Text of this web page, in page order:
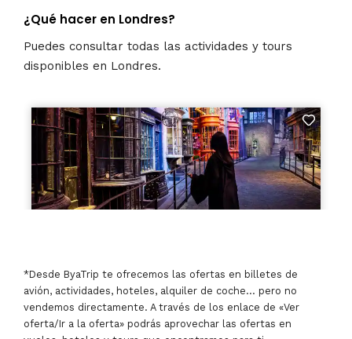
¿Qué hacer en Londres?
Puedes consultar todas las actividades y tours
disponibles en Londres.
*Desde ByaTrip te ofrecemos las ofertas en billetes de
avión, actividades, hoteles, alquiler de coche… pero no
vendemos directamente. A través de los enlace de «Ver
oferta/Ir a la oferta» podrás aprovechar las ofertas en